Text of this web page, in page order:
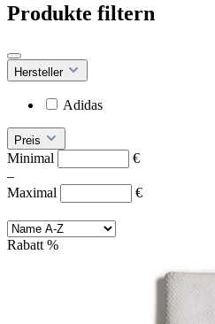
Produkte filtern
Hersteller
Adidas
Preis
Minimal
€
–
Maximal
€
Rabatt %